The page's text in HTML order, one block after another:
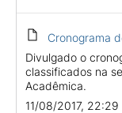
Cronograma
Divulgado o
classificados na
Acadêmica.
11/08/2017, 22:29